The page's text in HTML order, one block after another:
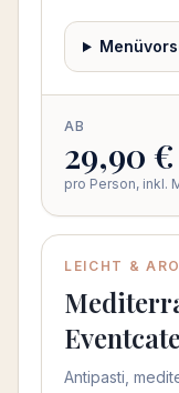
AB
29,90 €
pro Person, inkl.
LEICHT &
Antipasti,